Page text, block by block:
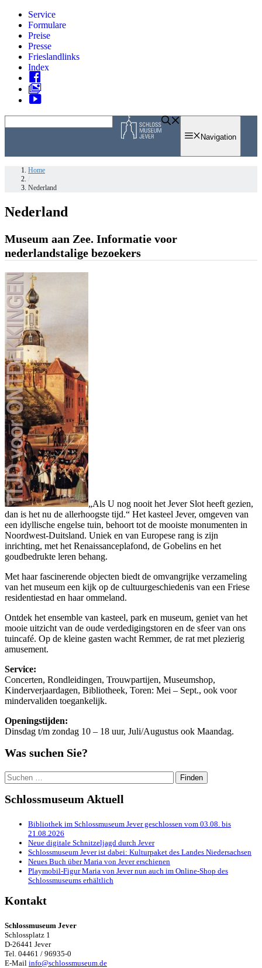
Zum
Inhalt
springen
Service
Formulare
Preise
Presse
Frieslandlinks
Index
to
Navigation
Home
Nederland
Nederland
Museum aan Zee. Informatie voor
nederlandstalige bezoekers
„Als U nog nooit het Jever Slot heeft gezien,
dan is het nu de allerhoogste tijd.“ Het kasteel Jever, omgeven van
een idyllische engelse tuin, behoort tot de mooiste monumenten in
Noordwest-Duitsland. Uniek en van Europese rang is zijn
inrichting, met het Renaissanceplafond, de Gobelins en het
goudbedrukte leren behang.
Met haar fascinerende objecten biedt de omvangrijke verzameling
van het museum een kijk op de cultuurgeschiedenis van een Friese
residentiestad en haar ommeland.
Ontdek het ensemble van kasteel, park en museum, geniet van het
mooie uitzicht van de oude verdedigingstoren en de sfeer van ons
tuincafé. Op de kleine gasten wacht Remmer, de rat met plezierig
amusement.
Service:
Concerten, Rondleidingen, Trouwpartijen, Museumshop,
Kinderverjaardagen, Bibliotheek, Toren: Mei – Sept., ook voor
mindervaliden toegankelijk.
Openingstijden:
Dinsdag t/m zondag 10 – 18 uur, Juli/Augustus ook Maandag.
Was suchen Sie?
Suchen
nach:
Schlossmuseum Aktuell
Bibliothek im Schlossmuseum Jever geschlossen vom 03.08. bis
21.08.2026
Neue digitale Schnitzeljagd durch Jever
Schlossmuseum Jever ist dabei: Kulturpaket des Landes Niedersachsen
Neues Buch über Maria von Jever erschienen
Playmobil-Figur Maria von Jever nun auch im Online-Shop des
Schlossmuseums erhältlich
Kontakt
Schlossmuseum Jever
Schlossplatz 1
D-26441 Jever
Tel. 04461 / 96935-0
E-Mail info@schlossmuseum.de